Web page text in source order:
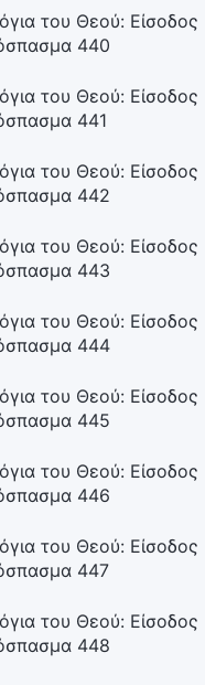
του Θεού: Είσοδος
440
του Θεού: Είσοδος
441
του Θεού: Είσοδος
442
του Θεού: Είσοδος
443
του Θεού: Είσοδος
444
του Θεού: Είσοδος
445
του Θεού: Είσοδος
446
του Θεού: Είσοδος
447
του Θεού: Είσοδος
448